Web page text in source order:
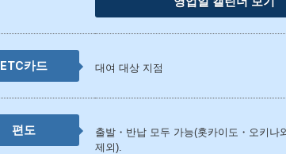
ETC카드 대여 대상 지점
편도
출발・반납 모두 가능(홋카이도・오키나
제외).